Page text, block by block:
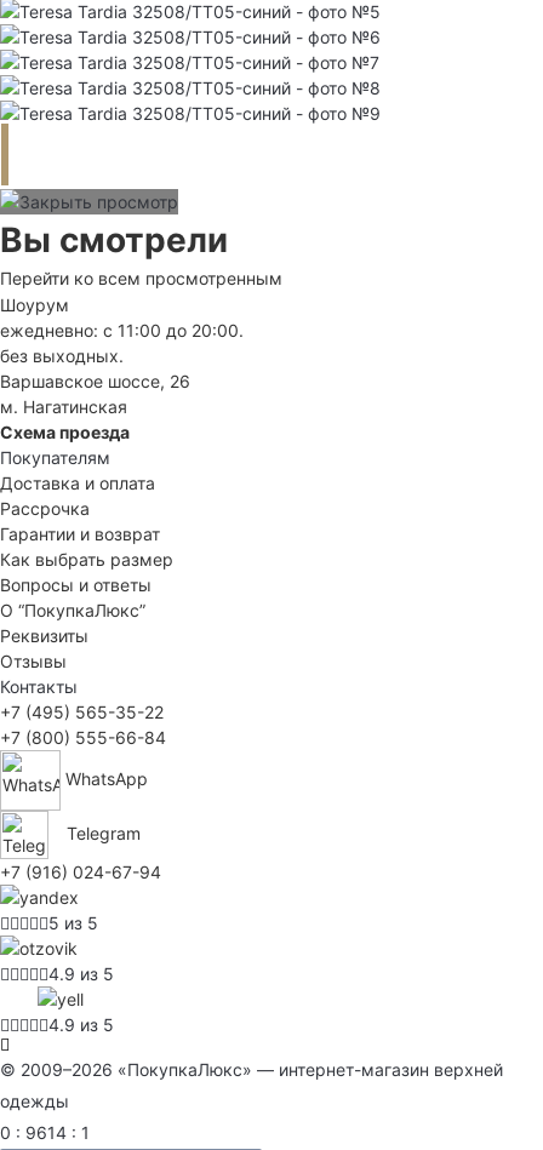
Вы смотрели
Перейти ко всем просмотренным
Шоурум
ежедневно: с 11:00 до 20:00.
без выходных.
Варшавское шоссе, 26
м. Нагатинская
Схема проезда
Покупателям
Доставка и оплата
Рассрочка
Гарантии и возврат
Как выбрать размер
Вопросы и ответы
О “ПокупкаЛюкс”
Реквизиты
Отзывы
Контакты
+7 (495) 565-35-22
+7 (800) 555-66-84
WhatsApp
Telegram
+7 (916) 024-67-94
5 из 5
4.9 из 5
4.9 из 5
© 2009–2026 «ПокупкаЛюкс» — интернет-магазин верхней
одежды
0 : 9614 : 1